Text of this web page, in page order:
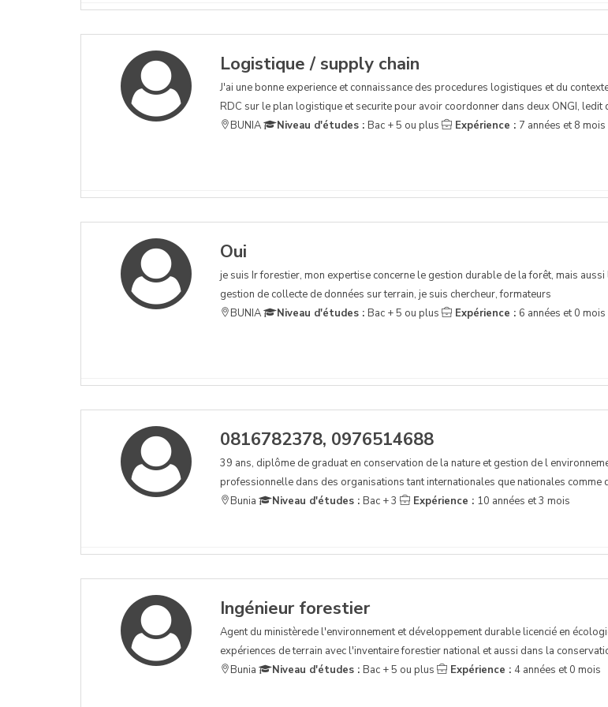
Logistique / supply chain
J'ai une bonne experience et connaissance des procedures logistiques et du
RDC sur le plan logistique et securite pour avoir coordonner dans deux ONGI, ledit
BUNIA
Niveau d'études : Bac + 5 ou plus Expérience : 7 années et 8 mois
Oui
je suis Ir forestier, mon expertise concerne le gestion durable de la forêt, mais aussi
gestion de collecte de données sur terrain, je suis chercheur, formateurs
BUNIA
Niveau d'études : Bac + 5 ou plus Expérience : 6 années et 0 mois
0816782378, 0976514688
39 ans, diplôme de graduat en conservation de la nature et gestion de l
professionnelle dans des organisations tant internationales que nationales comme
Bunia
Niveau d'études : Bac + 3 Expérience : 10 années et 3 mois
Ingénieur forestier
Agent du ministèrede l'environnement et développement durable licencié en
expériences de terrain avec l'inventaire forestier national et aussi dans la
Bunia
Niveau d'études : Bac + 5 ou plus Expérience : 4 années et 0 mois